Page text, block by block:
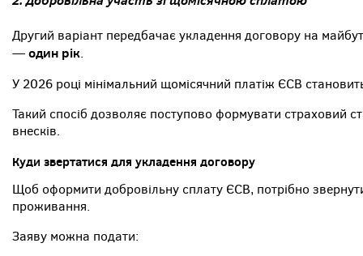
Другий варіант передбачає укладення договору на
—один рік.
У 2026 році мінімальний щомісячний платіж ЄСВ
Такий спосіб дозволяє поступово формувати страховий
внесків.
Куди звертатися для укладення договору
Щоб оформити добровільну сплату ЄСВ, потрібно
проживання.
Заяву можна подати: